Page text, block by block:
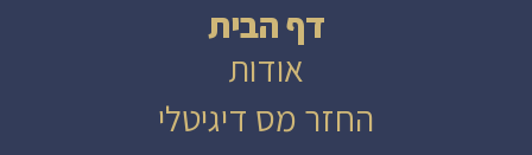
דף הבית
אודות
החזר מס דיגיטלי